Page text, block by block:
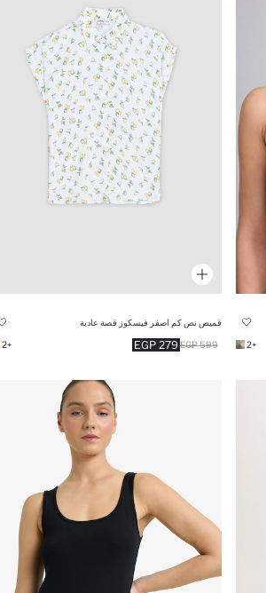
+2
قميص نص كم اصفر فيسكوز قصة عادية
279 EGP 599 EGP
+2